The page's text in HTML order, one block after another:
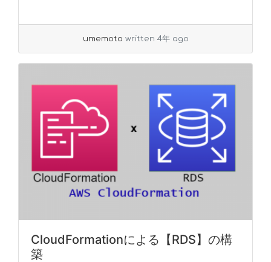
umemoto written 4年 ago
CloudFormationによる【RDS】の構
築